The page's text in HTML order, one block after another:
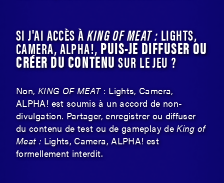
SI J'AI ACCÈS ÀKING OF MEAT :LIGHTS,
CAMERA, ALPHA!,PUIS-JE DIFFUSER OU
CRÉER DU CONTENUSUR LE JEU ?
Non, KING OF MEAT: Lights, Camera,
ALPHA! est soumis à un accord de non-
divulgation. Partager, enregistrer ou diffuser
du contenu de test ou de gameplay deKing of
Meat : Lights, Camera, ALPHA! est
formellement interdit.